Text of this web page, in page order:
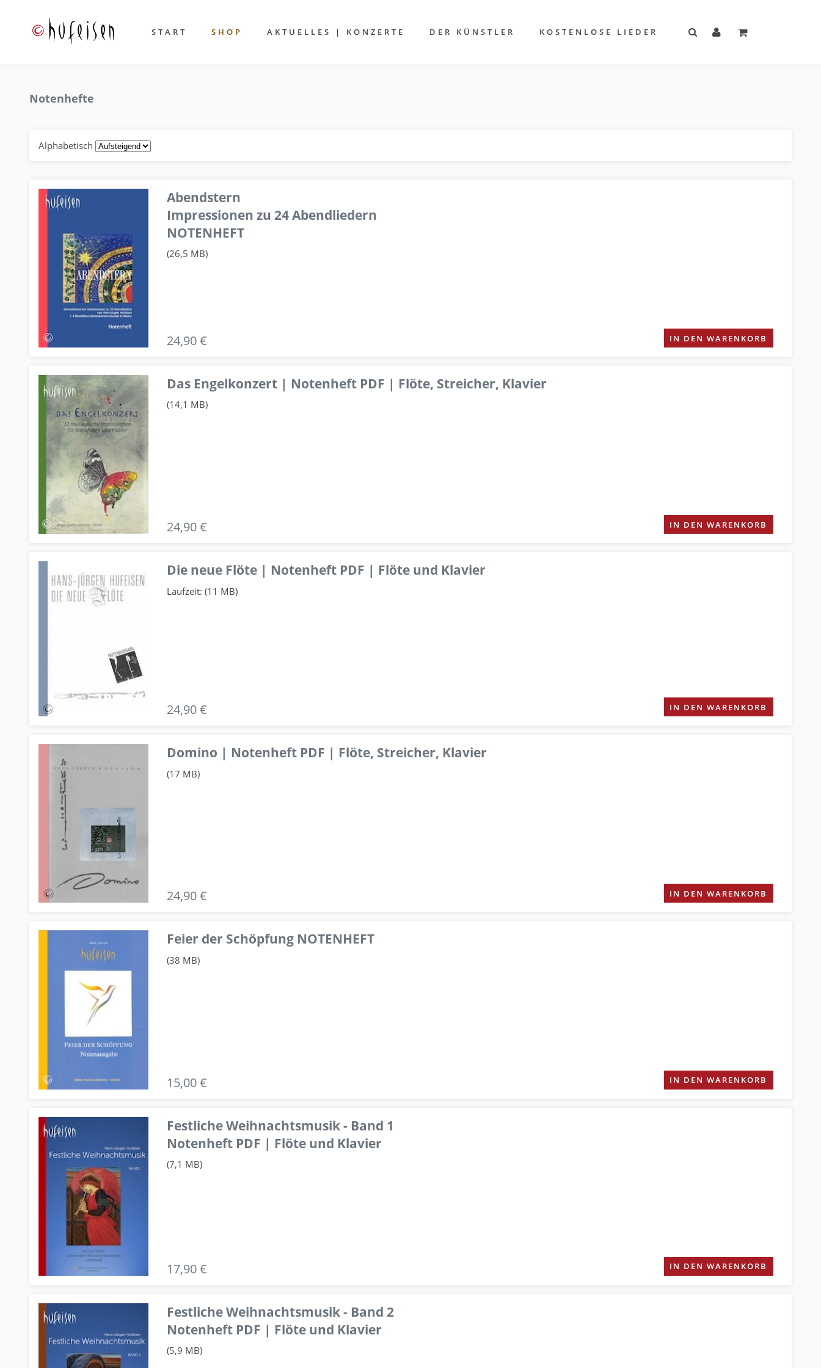
START SHOP AKTUELLES | KONZERTE DER KÜNSTLER KOSTENLOSE LIEDER
Notenhefte
Alphabetisch
Abendstern
Impressionen zu 24 Abendliedern
NOTENHEFT
(26,5 MB)
24,90 € IN DEN WARENKORB
Das Engelkonzert | Notenheft PDF | Flöte, Streicher, Klavier
(14,1 MB)
24,90 € IN DEN WARENKORB
Die neue Flöte | Notenheft PDF | Flöte und Klavier
Laufzeit: (11 MB)
24,90 € IN DEN WARENKORB
Domino | Notenheft PDF | Flöte, Streicher, Klavier
(17 MB)
24,90 € IN DEN WARENKORB
Feier der Schöpfung NOTENHEFT
(38 MB)
15,00 € IN DEN WARENKORB
Festliche Weihnachtsmusik - Band 1
Notenheft PDF | Flöte und Klavier
(7,1 MB)
17,90 € IN DEN WARENKORB
Festliche Weihnachtsmusik - Band 2
Notenheft PDF | Flöte und Klavier
(5,9 MB)